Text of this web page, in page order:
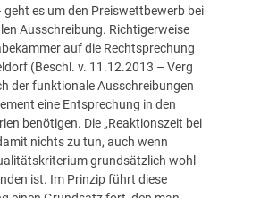
es um den Preiswettbewerb bei
Ausschreibung. Richtigerweise
auf die Rechtsprechung
(Beschl. v. 11.12.2013 – Verg
der funktionale Ausschreibungen
eine Entsprechung in den
benötigen. Die „Reaktionszeit bei
nichts zu tun, auch wenn
grundsätzlich wohl
ist. Im Prinzip führt diese